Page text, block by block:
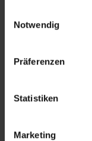
Notwendig
Präferenzen
Statistiken
Marketing
Frage stellen